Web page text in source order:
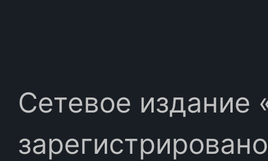
Сетевое издание